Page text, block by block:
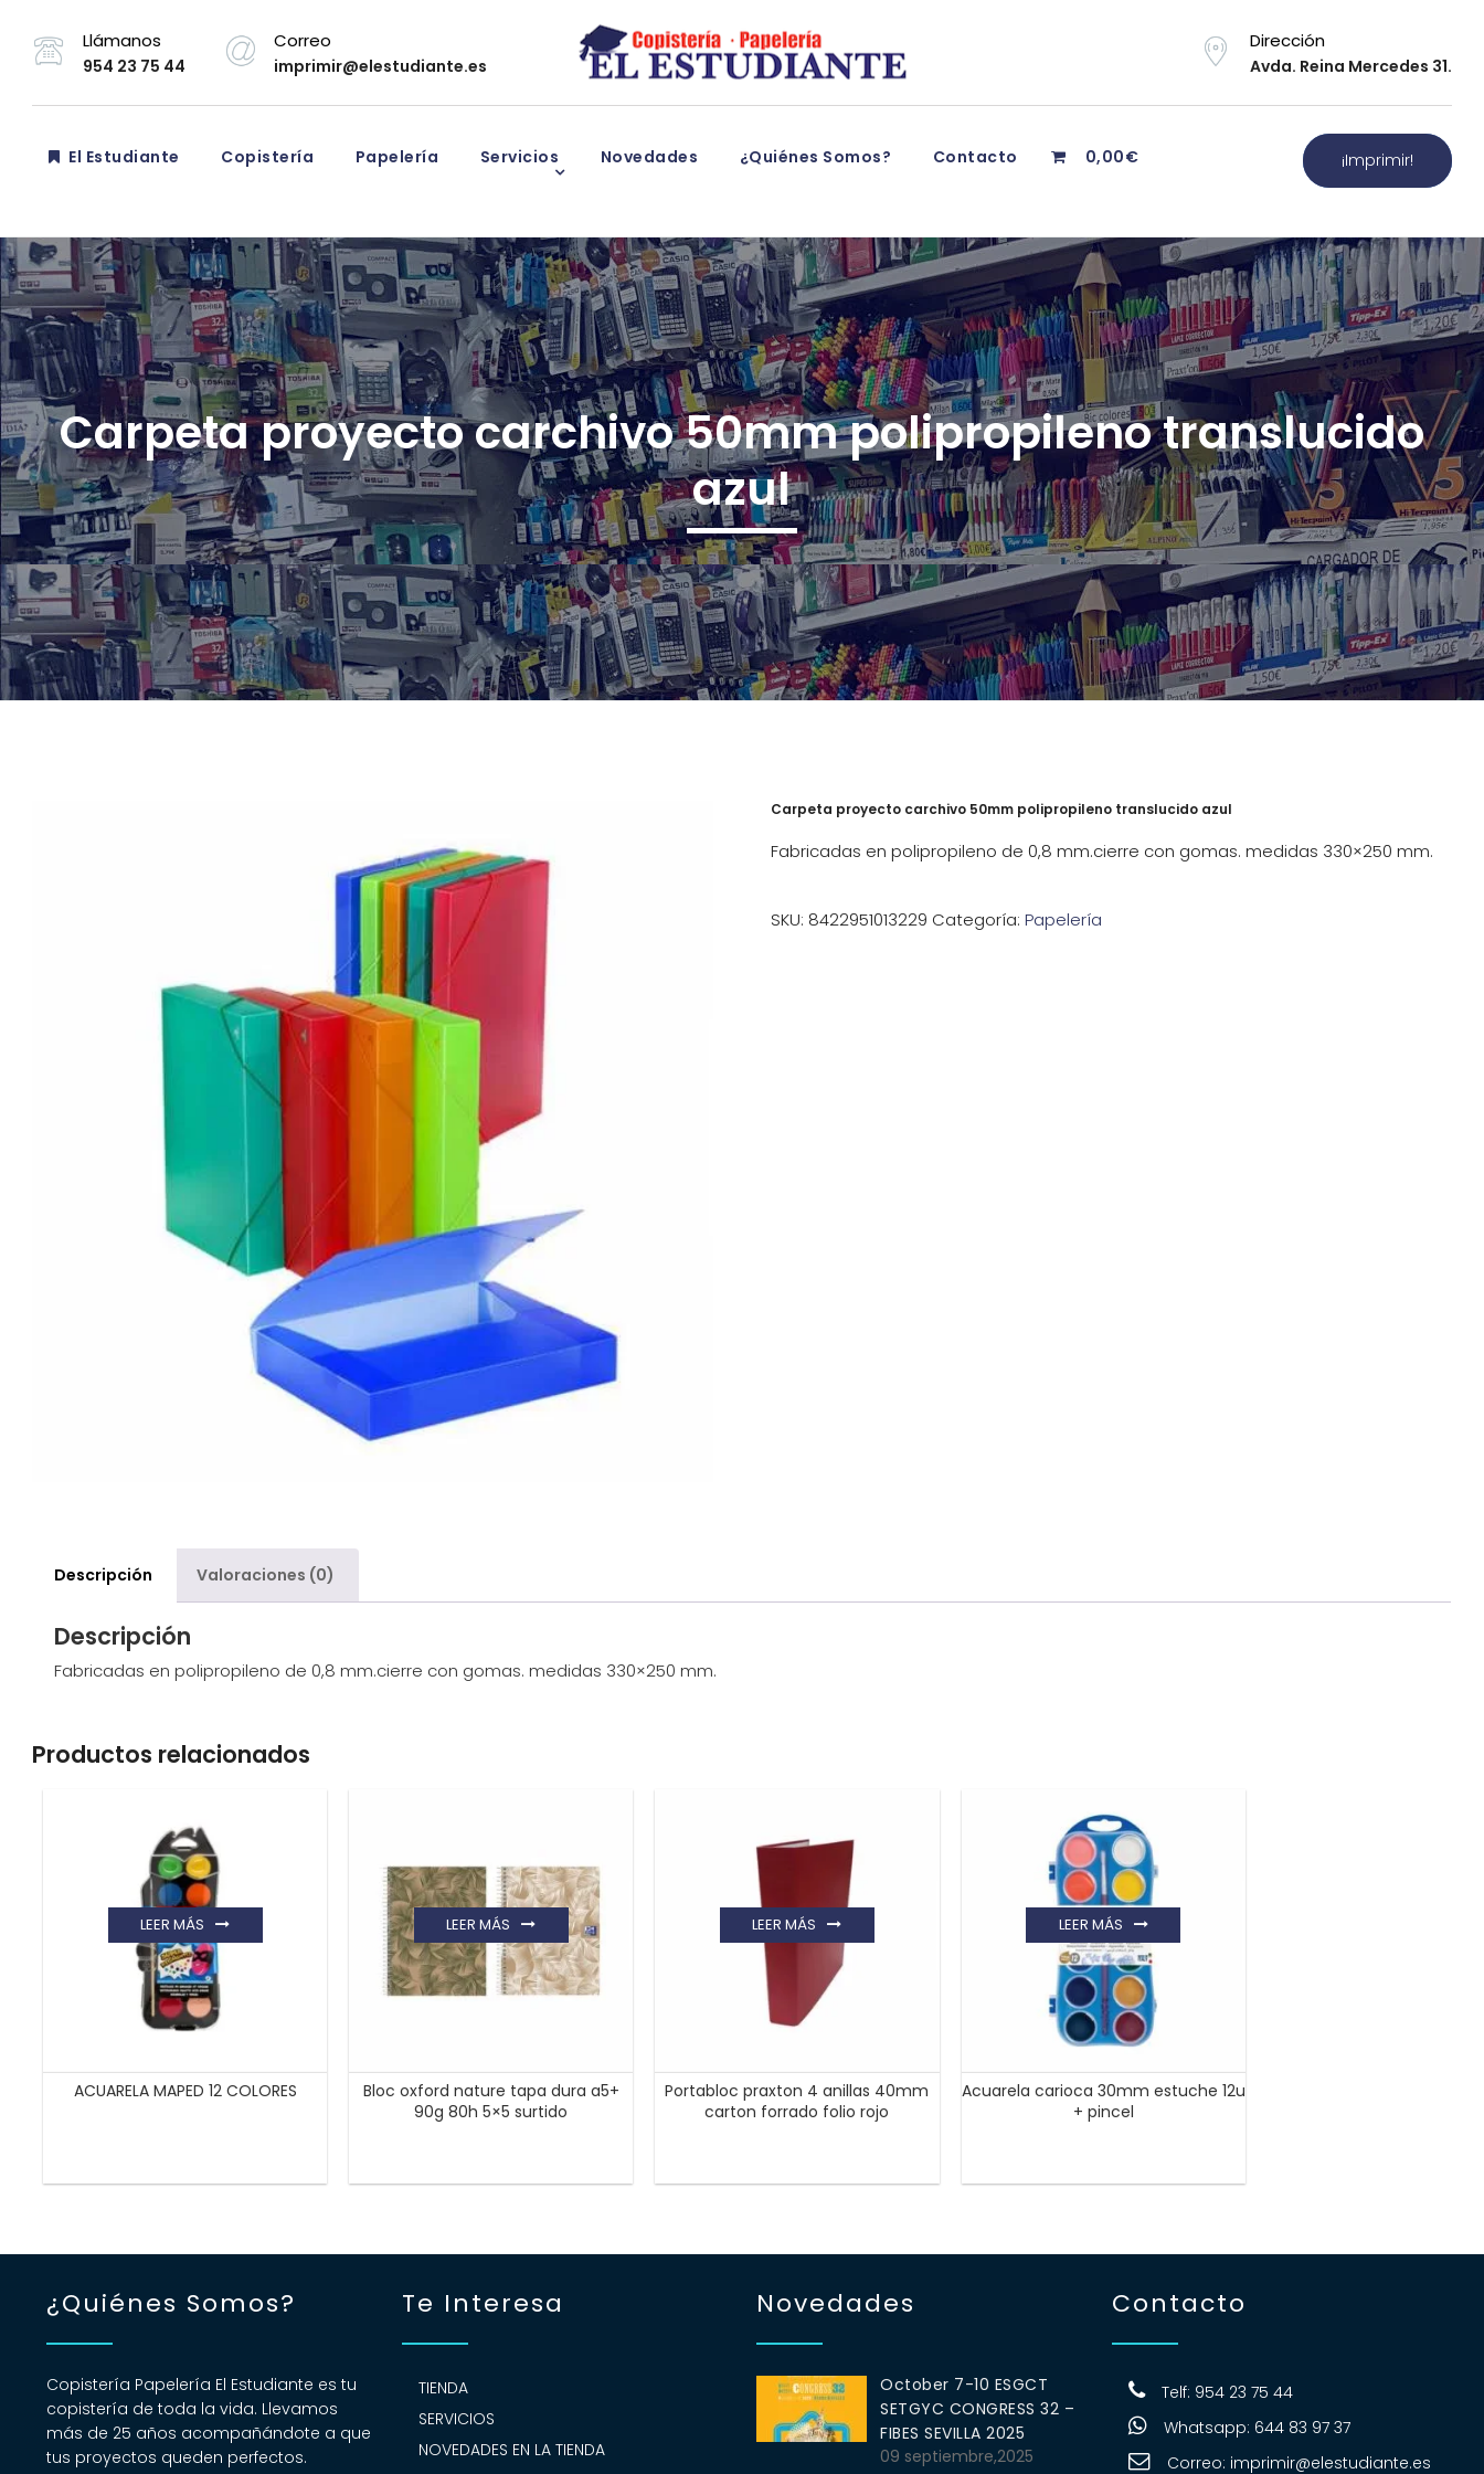
Llámanos
954 23 75 44
Correo
imprimir@elestudiante.es
Dirección
Avda. Reina Mercedes 31.
El Estudiante Copistería Papelería Servicios Novedades ¿Quiénes Somos? Contacto 0,00€ ¡Imprimir!
Carpeta proyecto carchivo 50mm polipropileno translucido
azul
Carpeta proyecto carchivo 50mm polipropileno translucido azul
Fabricadas en polipropileno de 0,8 mm.cierre con gomas. medidas 330×250 mm.
SKU: 8422951013229 Categoría: Papelería
Descripción Valoraciones (0)
Descripción
Fabricadas en polipropileno de 0,8 mm.cierre con gomas. medidas 330×250 mm.
Productos relacionados
ACUARELA MAPED 12 COLORES
LEER MÁS
Bloc oxford nature tapa dura a5+
90g 80h 5×5 surtido
LEER MÁS
Portabloc praxton 4 anillas 40mm
carton forrado folio rojo
LEER MÁS
Acuarela carioca 30mm estuche 12u
+ pincel
LEER MÁS
¿Quiénes Somos?
Copistería Papelería El Estudiante es tu
copistería de toda la vida. Llevamos
más de 25 años acompañándote a que
tus proyectos queden perfectos.
Te Interesa
TIENDA
SERVICIOS
NOVEDADES EN LA TIENDA
Novedades
October 7-10 ESGCT
SETGYC CONGRESS 32 –
FIBES SEVILLA 2025
09 septiembre,2025
Contacto
Telf: 954 23 75 44
Whatsapp: 644 83 97 37
Correo: imprimir@elestudiante.es